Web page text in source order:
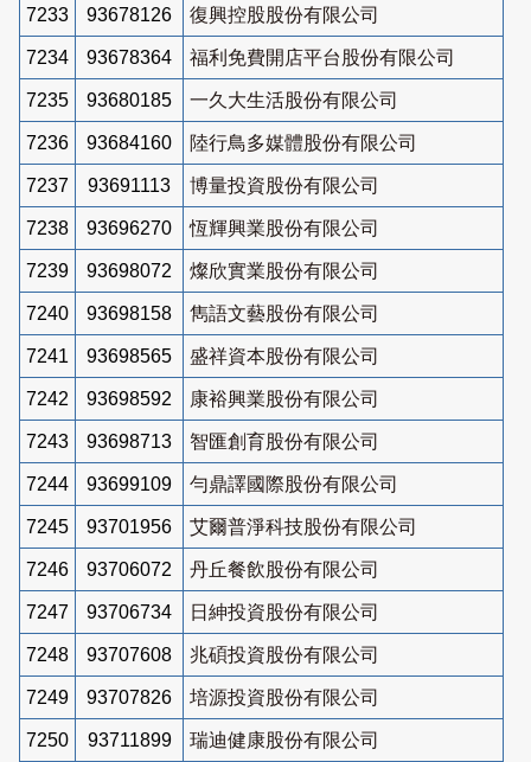
7233 93678126 復興控股股份有限公司
7234 93678364 福利免費開店平台股份有限公司
7235 93680185 一久大生活股份有限公司
7236 93684160 陸行鳥多媒體股份有限公司
7237 93691113 博量投資股份有限公司
7238 93696270 恆輝興業股份有限公司
7239 93698072 燦欣實業股份有限公司
7240 93698158 雋語文藝股份有限公司
7241 93698565 盛祥資本股份有限公司
7242 93698592 康裕興業股份有限公司
7243 93698713 智匯創育股份有限公司
7244 93699109 勻鼎譯國際股份有限公司
7245 93701956 艾爾普淨科技股份有限公司
7246 93706072 丹丘餐飲股份有限公司
7247 93706734 日紳投資股份有限公司
7248 93707608 兆碩投資股份有限公司
7249 93707826 培源投資股份有限公司
7250 93711899
瑞迪健康股份有限公司